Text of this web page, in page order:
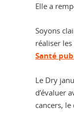
Elle a
Soyons
réaliser
Santé
Le Dry
d’évaluer
cancers,